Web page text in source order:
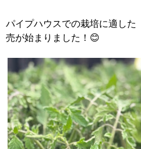
パイプハウスでの栽培に適した
売が始まりました！😊